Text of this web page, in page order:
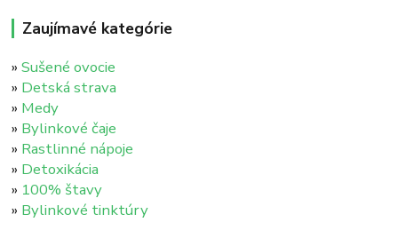
Zaujímavé kategórie
»Sušené ovocie
» Detská strava
» Medy
» Bylinkové čaje
» Rastlinné nápoje
» Detoxikácia
» 100% štavy
» Bylinkové tinktúry